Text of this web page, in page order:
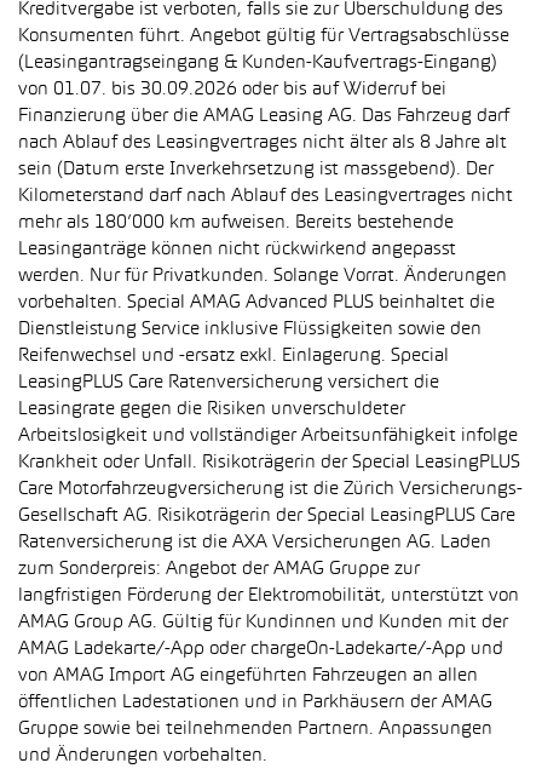
Kreditvergabe ist verboten, falls sie zur Überschuldung des
Konsumenten führt. Angebot gültig für Vertragsabschlüsse
(Leasingantragseingang & Kunden-Kaufvertrags-Eingang)
von 01.07. bis 30.09.2026 oder bis auf Widerruf bei
Finanzierung über die AMAG Leasing AG. Das Fahrzeug darf
nach Ablauf des Leasingvertrages nicht älter als 8 Jahre alt
sein (Datum erste Inverkehrsetzung ist massgebend). Der
Kilometerstand darf nach Ablauf des Leasingvertrages nicht
mehr als 180’000 km aufweisen. Bereits bestehende
Leasinganträge können nicht rückwirkend angepasst
werden. Nur für Privatkunden. Solange Vorrat. Änderungen
vorbehalten. Special AMAG Advanced PLUS beinhaltet die
Dienstleistung Service inklusive Flüssigkeiten sowie den
Reifenwechsel und -ersatz exkl. Einlagerung. Special
LeasingPLUS Care Ratenversicherung versichert die
Leasingrate gegen die Risiken unverschuldeter
Arbeitslosigkeit und vollständiger Arbeitsunfähigkeit infolge
Krankheit oder Unfall. Risikoträgerin der Special LeasingPLUS
Care Motorfahrzeugversicherung ist die Zürich Versicherungs-
Gesellschaft AG. Risikoträgerin der Special LeasingPLUS Care
Ratenversicherung ist die AXA Versicherungen AG. Laden
zum Sonderpreis: Angebot der AMAG Gruppe zur
langfristigen Förderung der Elektromobilität, unterstützt von
AMAG Group AG. Gültig für Kundinnen und Kunden mit der
AMAG Ladekarte/-App oder chargeOn-Ladekarte/-App und
von AMAG Import AG eingeführten Fahrzeugen an allen
öffentlichen Ladestationen und in Parkhäusern der AMAG
Gruppe sowie bei teilnehmenden Partnern. Anpassungen
und Änderungen vorbehalten.